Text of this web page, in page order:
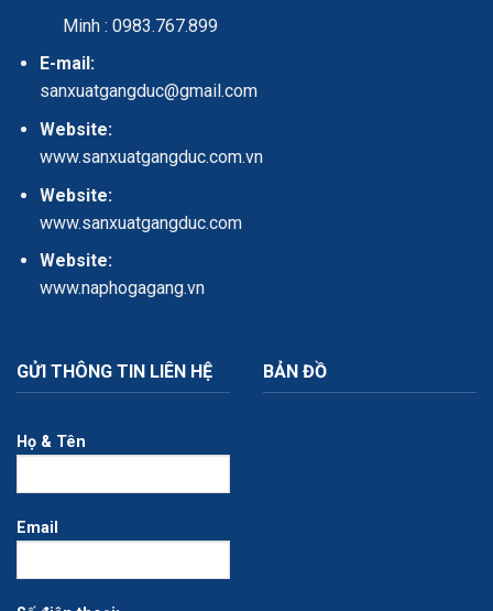
Minh : 0983.767.899
E-mail:
sanxuatgangduc@gmail.com
Website:
www.sanxuatgangduc.com.vn
Website:
www.sanxuatgangduc.com
Website:
www.naphogagang.vn
GỬI THÔNG TIN LIÊN HỆ
Họ & Tên
Email
BẢN ĐỒ